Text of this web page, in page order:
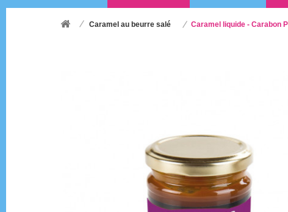
Caramel au beurre salé Caramel liquide - Carabon